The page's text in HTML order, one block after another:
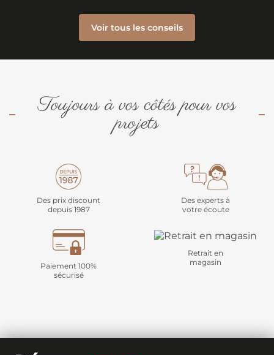
Voir tous les conseils
Toujours à vos côtés pour vos
projets
Des prix discount
depuis 1987
Des experts à
votre écoute
Paiement 100%
sécurisé
Retrait en
magasin